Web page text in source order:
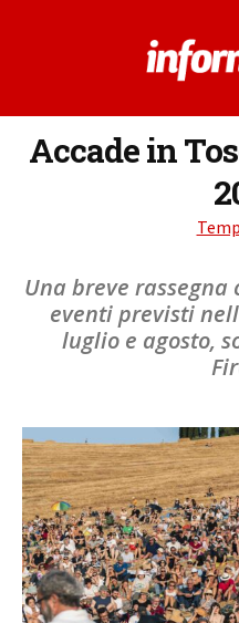
Accade in
Una breve rassegna
eventi previsti
luglio e agosto,